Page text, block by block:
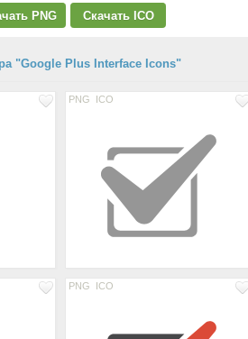
PNG Скачать ICO
"Google Plus Interface Icons"
PNG ICO
PNG ICO